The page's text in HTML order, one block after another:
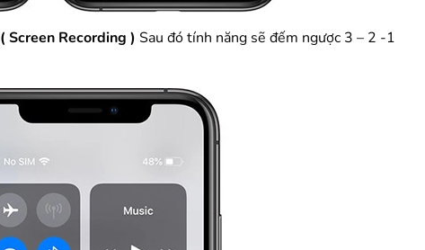
( Screen Recording ) Sau đó tính năng sẽ đếm ngược 3 – 2 -1